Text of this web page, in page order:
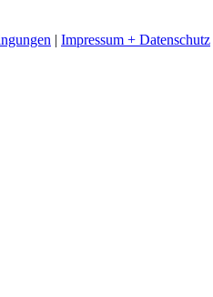
| Impressum + Datenschutz